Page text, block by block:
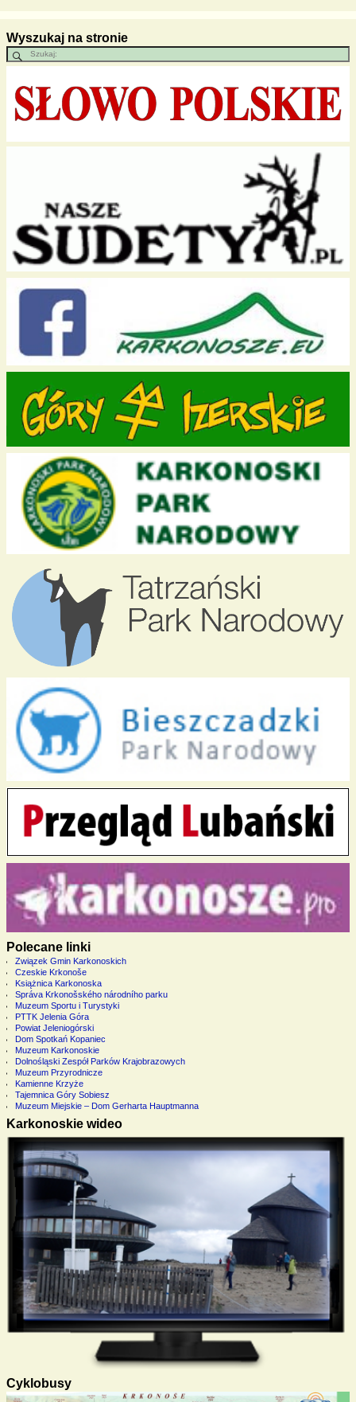
Wyszukaj na stronie
Polecane linki
Związek Gmin Karkonoskich
Czeskie Krkonoše
Książnica Karkonoska
Správa Krkonošského národního parku
Muzeum Sportu i Turystyki
PTTK Jelenia Góra
Powiat Jeleniogórski
Dom Spotkań Kopaniec
Muzeum Karkonoskie
Dolnośląski Zespół Parków Krajobrazowych
Muzeum Przyrodnicze
Kamienne Krzyże
Tajemnica Góry Sobiesz
Muzeum Miejskie – Dom Gerharta Hauptmanna
Karkonoskie wideo
Cyklobusy